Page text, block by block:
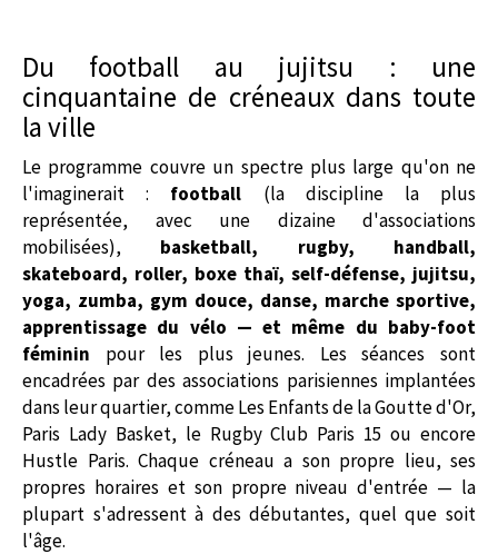
Du football au jujitsu : une
cinquantaine de créneaux dans toute
la ville
Le programme couvre un spectre plus large qu'on ne
l'imaginerait : football (la discipline la plus
représentée, avec une dizaine d'associations
mobilisées), basketball, rugby, handball,
skateboard, roller, boxe thaï, self-défense, jujitsu,
yoga, zumba, gym douce, danse, marche sportive,
apprentissage du vélo — et même du baby-foot
féminin pour les plus jeunes. Les séances sont
encadrées par des associations parisiennes implantées
dans leur quartier, comme Les Enfants de la Goutte d'Or,
Paris Lady Basket, le Rugby Club Paris 15 ou encore
Hustle Paris. Chaque créneau a son propre lieu, ses
propres horaires et son propre niveau d'entrée — la
plupart s'adressent à des débutantes, quel que soit
l'âge.